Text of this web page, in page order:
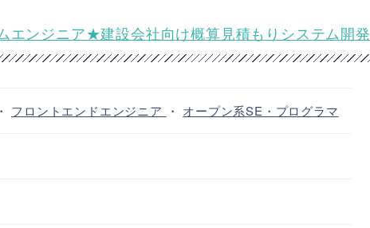
エンジニア★建設会社向け概算見積もりシステム開発
・ フロントエンドエンジニア ・ オープン系SE・プログラマ